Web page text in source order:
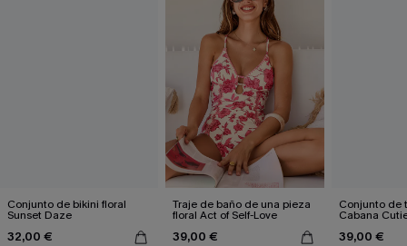
Conjunto de bikini floral
Sunset Daze
32,00 €
Traje de baño de una pieza
floral Act of Self-Love
39,00 €
Conjunto de
Cabana
39,00 €